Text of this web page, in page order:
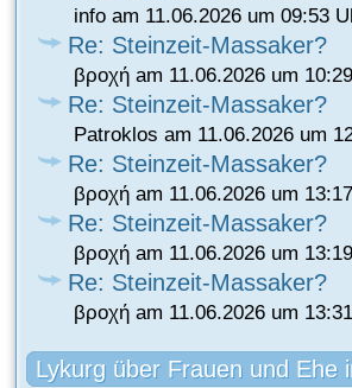
info am 11.06.2026 um 09:53
Re: Steinzeit-Massaker?
βροχή am 11.06.2026 um
Re: Steinzeit-Massaker?
Patroklos am 11.06.2026 um
Re: Steinzeit-Massaker?
βροχή am 11.06.2026 um
Re: Steinzeit-Massaker?
βροχή am 11.06.2026 um
Re: Steinzeit-Massaker?
βροχή am 11.06.2026 um
Lykurg über Frauen und Ehe